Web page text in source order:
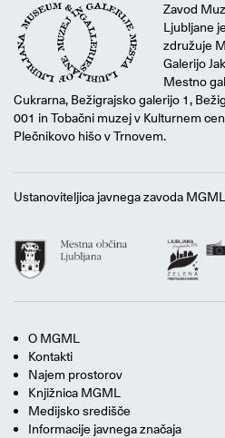
Zavod
Ljubljane
združuje
Galerijo
Mestno
Cukrarna, Bežigrajsko galerijo 1,
001 in Tobačni muzej v Kulturnem
Plečnikovo hišo v Trnovem.
Ustanoviteljica javnega zavoda
O MGML
Kontakti
Najem prostorov
Knjižnica MGML
Medijsko središče
Informacije javnega značaja